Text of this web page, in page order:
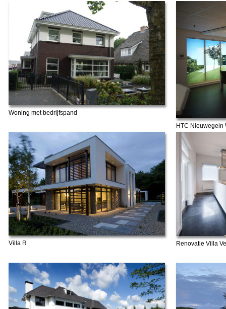
Woning met bedrijfspand
HTC Nieuwegein
Villa R Renovatie Villa